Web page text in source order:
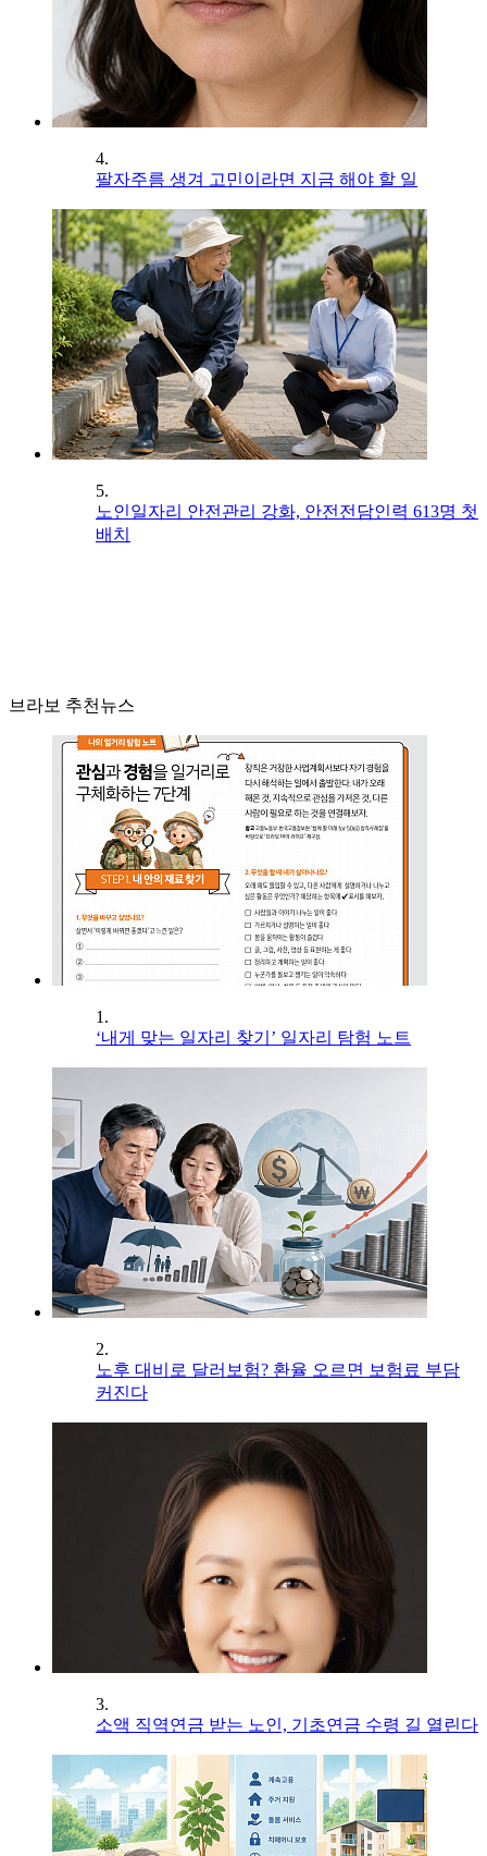
4.
팔자주름 생겨 고민이라면 지금 해야 할 일
5.
노인일자리 안전관리 강화, 안전전담인력 613명 첫
배치
브라보 추천뉴스
1.
‘내게 맞는 일자리 찾기’ 일자리 탐험 노트
2.
노후 대비로 달러보험? 환율 오르면 보험료 부담
커진다
3.
소액 직역연금 받는 노인, 기초연금 수령 길 열린다